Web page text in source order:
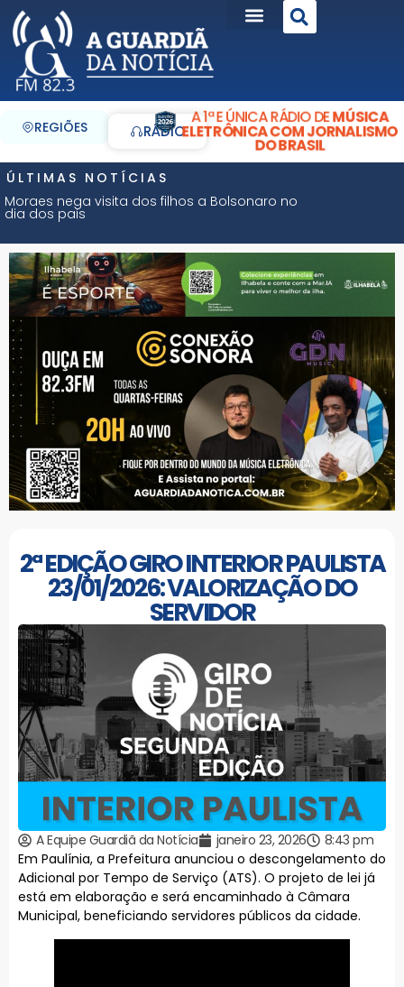
REGIÕES RÁDIO
A 1ª E ÚNICA RÁDIO DEMÚSICA
ELETRÔNICA COM JORNALISMO
DO BRASIL
ÚLTIMAS NOTÍCIAS
Moraes nega visita dos filhos a Bolsonaro no
dia dos pais
2ª EDIÇÃO GIRO INTERIOR PAULISTA
23/01/2026: VALORIZAÇÃO DO
SERVIDOR
A Equipe Guardiã da Notícia janeiro 23, 2026
8:43 pm
Em Paulínia, a Prefeitura anunciou o descongelamento do
Adicional por Tempo de Serviço (ATS). O projeto de lei já
está em elaboração e será encaminhado à Câmara
Municipal, beneficiando servidores públicos da cidade.